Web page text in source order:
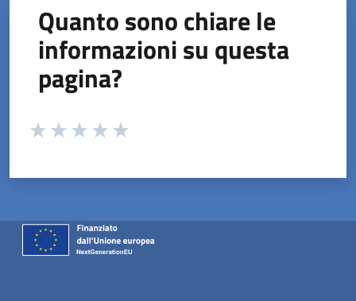
Quanto sono chiare le
informazioni su questa
pagina?
Valuta da 1 a 5 stelle la pagina